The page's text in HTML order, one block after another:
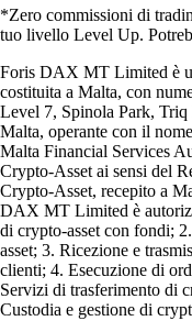
*Zero commissioni di
tuo livello Level Up.
Foris DAX MT Limited è
costituita a Malta, con
Level 7, Spinola Park,
Malta, operante con il nome
Malta Financial Services
Crypto-Asset ai sensi del
Crypto-Asset, recepito a
DAX MT Limited è
di crypto-asset con fondi;
asset; 3. Ricezione e
clienti; 4. Esecuzione di
Servizi di trasferimento di
Custodia e gestione di